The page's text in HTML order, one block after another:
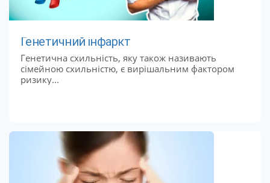
Генетичний інфаркт
Генетична схильність, яку також називають
сімейною схильністю, є вирішальним фактором
ризику...